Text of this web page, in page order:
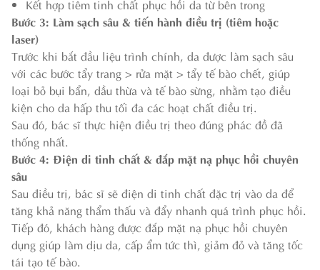
Kết hợp tiêm tinh chất phục hồi da từ bên trong
Bước 3: Làm sạch sâu & tiến hành điều trị (tiêm hoặc
laser)
Trước khi bắt đầu liệu trình chính, da được làm sạch sâu
với các bước tẩy trang > rửa mặt > tẩy tế bào chết, giúp
loại bỏ bụi bẩn, dầu thừa và tế bào sừng, nhằm tạo điều
kiện cho da hấp thu tối đa các hoạt chất điều trị.
Sau đó, bác sĩ thực hiện điều trị theo đúng phác đồ đã
thống nhất.
Bước 4: Điện di tinh chất & đắp mặt nạ phục hồi chuyên
sâu
Sau điều trị, bác sĩ sẽ điện di tinh chất đặc trị vào da để
tăng khả năng thẩm thấu và đẩy nhanh quá trình phục hồi.
Tiếp đó, khách hàng được đắp mặt nạ phục hồi chuyên
dụng giúp làm dịu da, cấp ẩm tức thì, giảm đỏ và tăng tốc
tái tạo tế bào.